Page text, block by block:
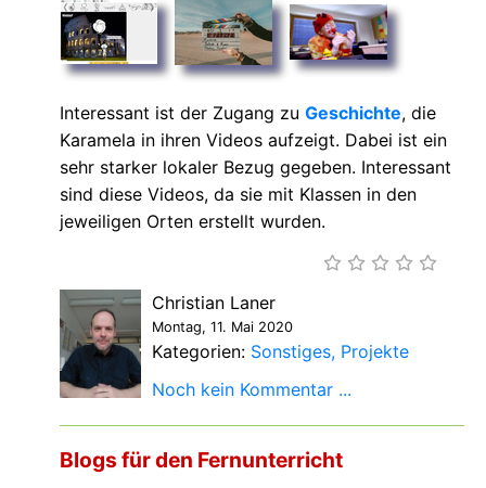
Interessant ist der Zugang zu Geschichte, die
Karamela in ihren Videos aufzeigt. Dabei ist ein
sehr starker lokaler Bezug gegeben. Interessant
sind diese Videos, da sie mit Klassen in den
jeweiligen Orten erstellt wurden.
Christian Laner
Montag, 11. Mai 2020
Kategorien: Sonstiges Projekte
Noch kein Kommentar ...
Blogs für den Fernunterricht